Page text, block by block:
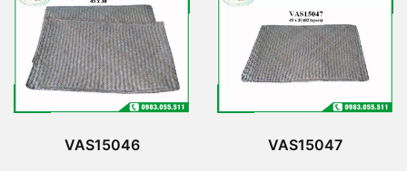
VAS15046 VAS15047